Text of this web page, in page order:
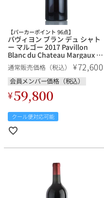
銘柄から探す
生産地から探す
フランス
ローヌ
種類で探す
スパークリング
40,000円〜79,999円
100,000円〜199,999円
お得な情報を受け取る
メルマガ
【パーカーポイント 96点】
パヴィヨン ブラン デュ シャト
ー マルゴー 2017 Pavillon
Blanc du Chateau Margaux フ
ランス ボルドー 白ワイン
通常販売価格（税込） ¥72,600
会員メンバー価格（税込）
¥59,800
クール便対応可能